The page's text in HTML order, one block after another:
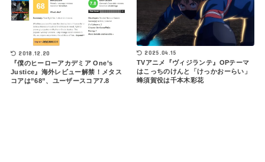
2018.12.20
『僕のヒーローアカデミア One’s
Justice』海外レビュー解禁！メタス
コアは”68”、ユーザースコア7.8
2025.04.15
TVアニメ『ヴィジランテ』OPテーマ
はこっちのけんと「けっかおーらい」
蜂須賀役は千本木彩花